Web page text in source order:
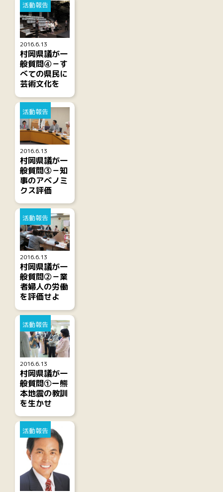
2016.6.13
活動報告
村岡県議が一
般質問④－す
べての県民に
芸術文化を
2016.6.13
活動報告
村岡県議が一
般質問③－知
事のアベノミ
クス評価
2016.6.13
活動報告
村岡県議が一
般質問②－業
者婦人の労働
を評価せよ
2016.6.13
活動報告
村岡県議が一
般質問①ー熊
本地震の教訓
を生かせ
活動報告